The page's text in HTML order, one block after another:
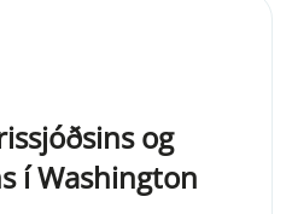
og
í Washington